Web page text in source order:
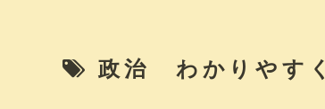
政治 わかりやすく